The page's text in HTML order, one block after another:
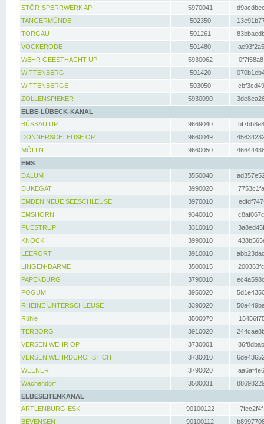
STÖR-SPERRWERK AP 5970041
TANGERMÜNDE
502350
TORGAU
501261
VOCKERODE
501480
WEHR GEESTHACHT UP
5930062
WITTENBERG
501420
WITTENBERGE
503050
ZOLLENSPIEKER
5930090
ELBE-LÜBECK-KANAL
BÜSSAU UP
9669040
DONNERSCHLEUSE OP
9660049
MÖLLN
9660050
EMS
DALUM
3550040
DUKEGAT
3990020
EMDEN NEUE SEESCHLEUSE
3970010
EMSHÖRN
9340010
FUESTRUP
3310010
KNOCK
3990010
LEERORT
3910010
LINGEN-DARME
3500015
PAPENBURG
3790010
POGUM
3950020
RHEINE UNTERSCHLEUSE
3390020
Rühle
3500070
TERBORG
3910020
VERSEN WEHR OP
3730001
VERSEN WEHRDURCHSTICH
3730010
WEENER
3790020
Wachendorf
3500031
ELBESEITENKANAL
ARTLENBURG-ESK
90100122
BEVENSEN
90100112